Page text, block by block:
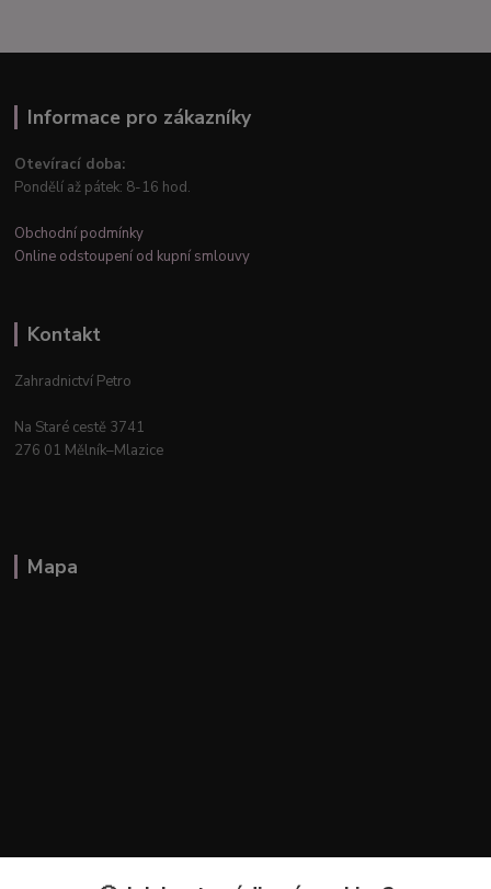
Informace pro zákazníky
Otevírací doba:
Pondělí až pátek: 8-16 hod.
Obchodní podmínky
Online odstoupení od kupní smlouvy
Kontakt
Zahradnictví Petro
Na Staré cestě 3741
276 01 Mělník–Mlazice
Mapa